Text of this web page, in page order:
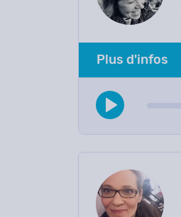
Plus d'infos